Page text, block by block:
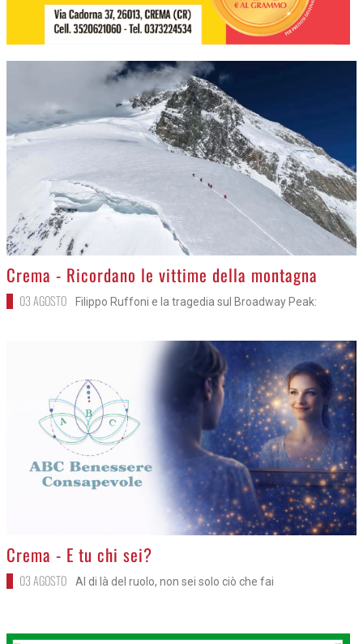
>
Crema - Ricordano le vittime della montagna
03 AGOSTO Filippo Ruffoni e la tragedia sul Broadway Peak:
>
Crema - E tu chi sei?
03 AGOSTO Al di là del ruolo, non sei solo ciò che fai